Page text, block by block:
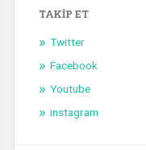
TAKIP ET
Twitter
Facebook
Youtube
instagram